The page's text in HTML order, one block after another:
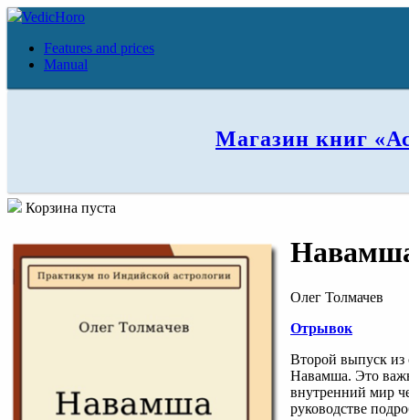
VedicHoro
Features and prices
Manual
Магазин книг
Корзина пуста
Олег Толмачев
Отрывок
Второй выпуск из
Навамша. Это
внутренний мир
руководстве